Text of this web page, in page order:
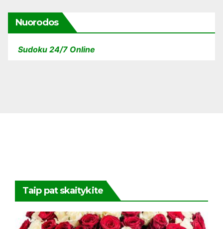
Nuorodos
Sudoku 24/7 Online
Taip pat skaitykite